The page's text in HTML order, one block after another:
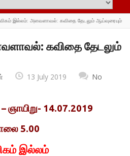
இல்லம்: அளவளாவல்: கவிதை தேடலும் ஆய்வுரையும்
கவிதை தேடலும்
13 July 2019
No
ஞாயிறு- 14.07.2019
5.00
இல்லம்